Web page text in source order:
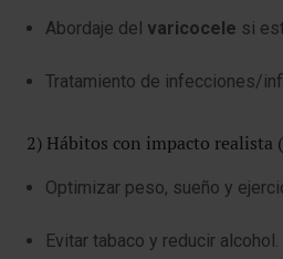
Abordaje del varicocele si
Tratamiento de infecciones/
2) Hábitos con impacto realista
Optimizar peso, sueño y
Evitar tabaco y reducir alcohol.